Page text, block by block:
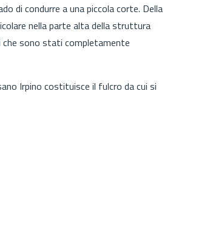
di condurre a una piccola corte. Della
nella parte alta della struttura
sono stati completamente
Irpino costituisce il fulcro da cui si